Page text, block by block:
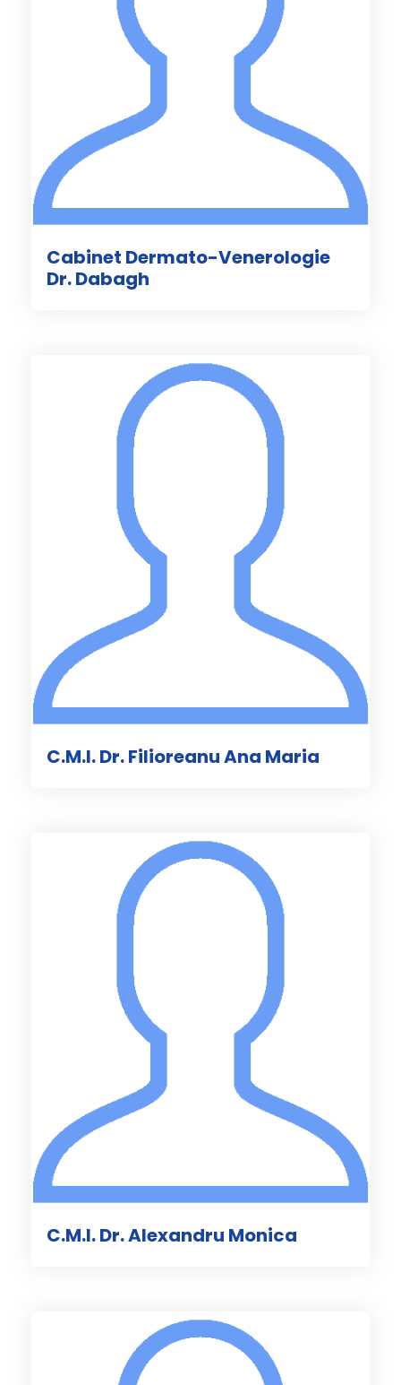
Cabinet Dermato-Venerologie
Dr. Dabagh
C.M.I. Dr. Filioreanu Ana Maria
C.M.I. Dr. Alexandru Monica